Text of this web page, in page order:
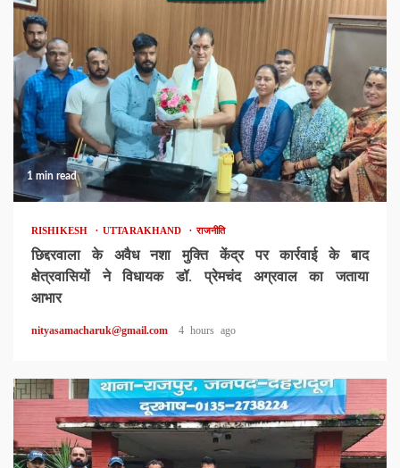
1 min read
RISHIKESH UTTARAKHAND राजनीति
छिद्दरवाला के अवैध नशा मुक्ति केंद्र पर कार्रवाई के बाद
क्षेत्रवासियों ने विधायक डॉ. प्रेमचंद अग्रवाल का जताया
आभार
nityasamacharuk@gmail.com 4 hours ago